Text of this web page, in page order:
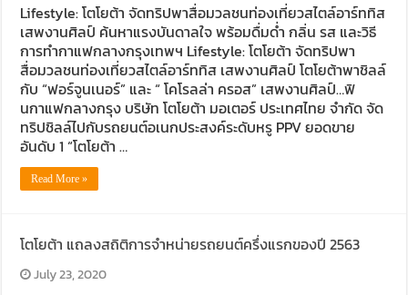
Lifestyle: โตโยต้า จัดทริปพาสื่อมวลชนท่องเที่ยวสไตล์อาร์ททิส
เสพงานศิลป์ ค้นหาแรงบันดาลใจ พร้อมดื่มด่ำ กลิ่น รส และวิธี
การทำกาแฟกลางกรุงเทพฯ Lifestyle: โตโยต้า จัดทริปพา
สื่อมวลชนท่องเที่ยวสไตล์อาร์ททิส เสพงานศิลป์ โตโยต้าพาชิลล์
กับ “ฟอร์จูนเนอร์” และ “ โคโรลล่า ครอส” เสพงานศิลป์…ฟิ
นกาแฟกลางกรุง บริษัท โตโยต้า มอเตอร์ ประเทศไทย จำกัด จัด
ทริปชิลล์ไปกับรถยนต์อเนกประสงค์ระดับหรู PPV ยอดขาย
อันดับ 1 “โตโยต้า …
Read More »
โตโยต้า แถลงสถิติการจำหน่ายรถยนต์ครึ่งแรกของปี 2563
July 23, 2020